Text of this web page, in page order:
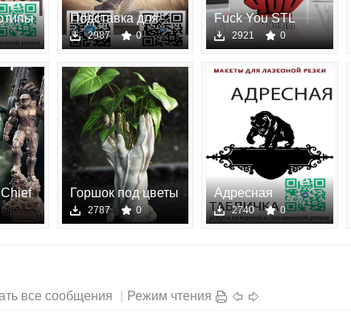
Подставка для
планшет
2987 0
Fuck You STL
модели для 3D пе
2921 0
Горшок под цветы
stl - 3D
2787 0
Адресная
табличка - Ме
2740 0
все сообщения Режим чтения